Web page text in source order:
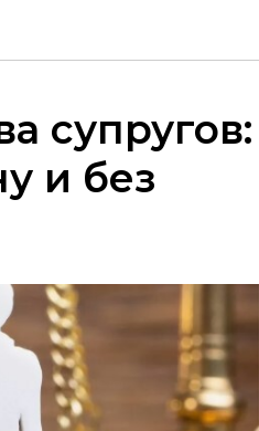
супругов:
и без